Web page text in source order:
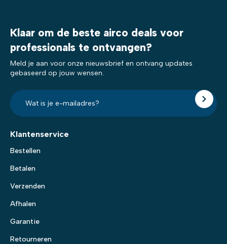
Klaar om de beste airco deals voor
professionals te ontvangen?
Meld je aan voor onze nieuwsbrief en ontvang updates
gebaseerd op jouw wensen.
E-
mailadres?
*
Klantenservice
Bestellen
Betalen
Verzenden
Afhalen
Garantie
Retourneren